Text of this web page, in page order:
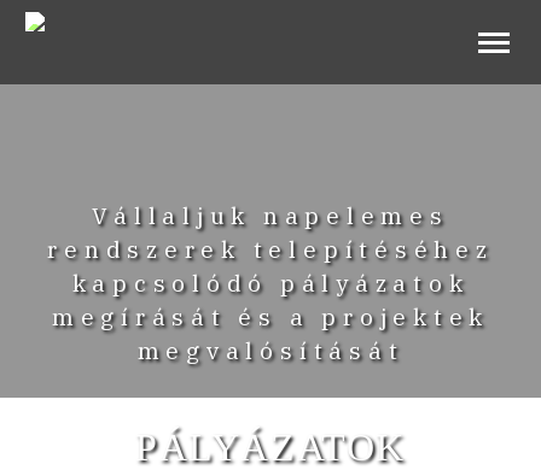
B2B Webshop
Vállaljuk napelemes
rendszerek telepítéséhez
kapcsolódó pályázatok
megírását és a projektek
megvalósítását
PÁLYÁZATOK